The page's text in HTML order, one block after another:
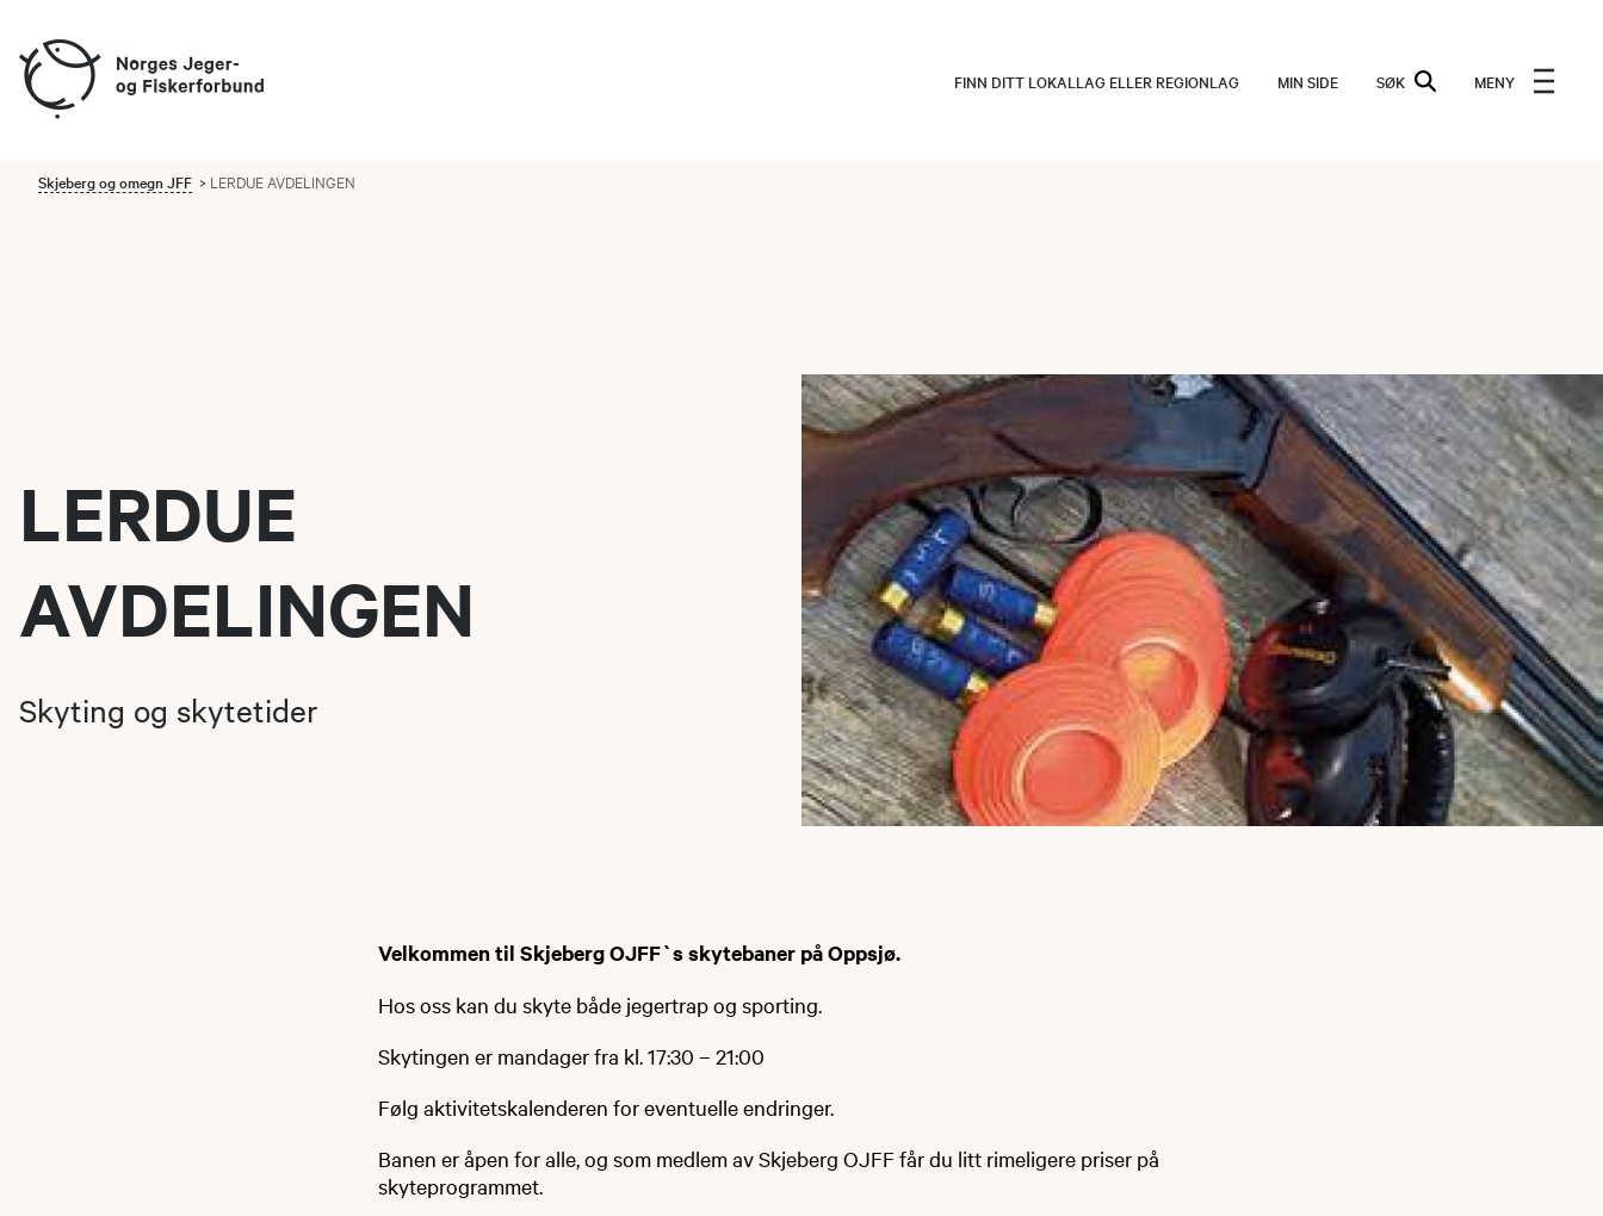
FINN DITT LOKALLAG ELLER REGIONLAG MIN SIDE SØK MENY
Skjeberg og omegn JFF LERDUE AVDELINGEN
LERDUE
AVDELINGEN
Skyting og skytetider
Velkommen til Skjeberg OJFF`s skytebaner på Oppsjø.
Hos oss kan du skyte både jegertrap og sporting.
Skytingen er mandager fra kl. 17:30 – 21:00
Følg aktivitetskalenderen for eventuelle endringer.
Banen er åpen for alle, og som medlem av Skjeberg OJFF får du litt rimeligere priser på
skyteprogrammet.